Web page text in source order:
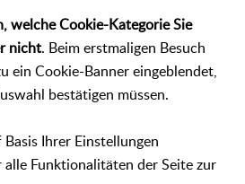
welche Cookie-Kategorie Sie
nicht. Beim erstmaligen Besuch
ein Cookie-Banner eingeblendet,
bestätigen müssen.
Basis Ihrer Einstellungen
Funktionalitäten der Seite zur